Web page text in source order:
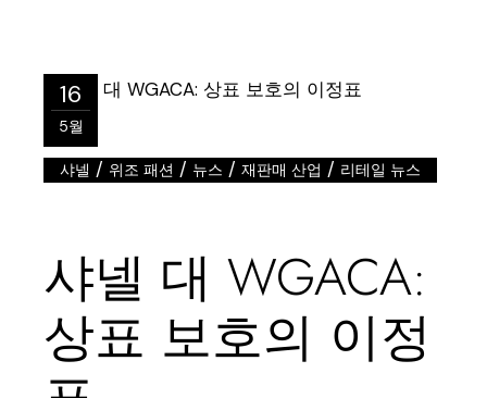
16
5월
샤넬 / 위조 패션 / 뉴스 /재판매 산업 / 리테일 뉴스
샤넬 대 WGACA:
상표 보호의 이정